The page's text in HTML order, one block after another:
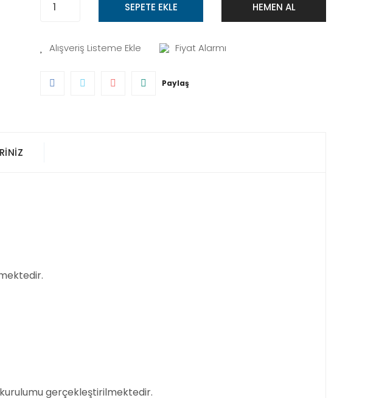
SEPETE EKLE HEMEN AL
Fiyat Alarmı
Paylaş
kurulumu gerçekleştirilmektedir.